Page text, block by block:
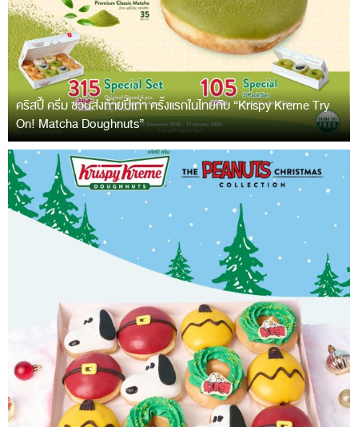
คริสปี้ ครีม ชวนส่งท้ายปีเก่า ครั้งแรกในไทยกับ “Krispy Kreme Try
On! Matcha Doughnuts”